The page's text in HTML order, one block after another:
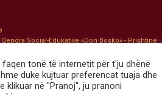
Qendra Social-Edukative «Don Bosko» - Prishtinë
tonë të internetit për t'ju dhënë
duke kujtuar preferencat tuaja dhe
klikuar në "Pranoj", ju pranoni